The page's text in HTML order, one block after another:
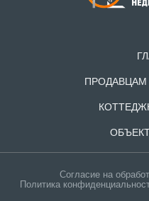
ПРОДАВЦАМ
Согласие на
Политика